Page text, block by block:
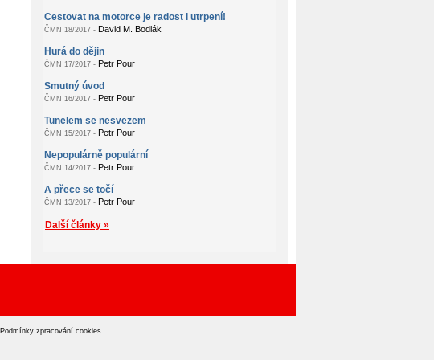
Cestovat na motorce je radost i utrpení!
ČMN 18/2017 - David M. Bodlák
Hurá do dějin
ČMN 17/2017 - Petr Pour
Smutný úvod
ČMN 16/2017 - Petr Pour
Tunelem se nesvezem
ČMN 15/2017 - Petr Pour
Nepopulárně populární
ČMN 14/2017 - Petr Pour
A přece se točí
ČMN 13/2017 - Petr Pour
Další články »
Podmínky zpracování cookies